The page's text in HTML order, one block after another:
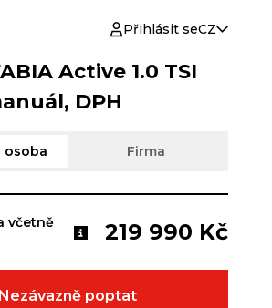
Přihlásit seCZ
Active 1.0 TSI
DPH
osoba Firma
včetně
219 990 Kč
Nezávazně poptat